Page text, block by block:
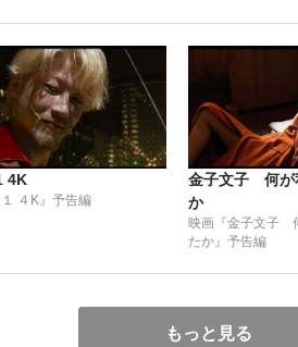
4K
１ ４K』予告編
金子文子 何が
か
映画『金子文子
たか』予告編
もっと見る